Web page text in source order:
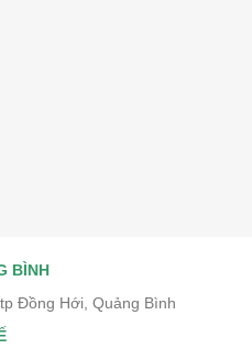
BÌNH
Đồng Hới, Quảng Bình